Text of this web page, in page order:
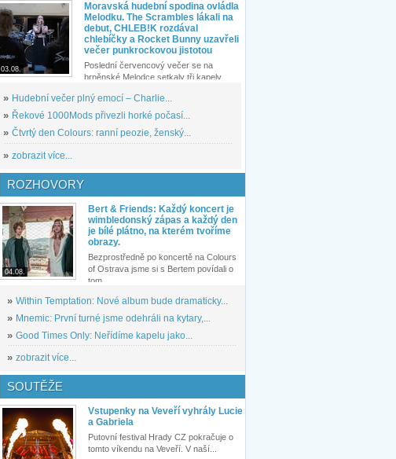
03.08.
Moravská hudební spodina ovládla
Melodku. The Scrambles lákali na
debut, CHLEB!K rozdával
chlebíčky a Rocket Bunny uzavřeli
večer punkrockovou jistotou
Poslední červencový večer se na
brněnské Melodce setkaly tři kapely...
» Hudební večer plný emocí – Charlie...
» Řekové 1000Mods přivezli horké počasí...
» Čtvrtý den Colours: ranní peozie, ženský...
» zobrazit více...
ROZHOVORY
04.08.
Bert & Friends: Každý koncert je
wimbledonský zápas a každý den
je bílé plátno, na kterém tvoříme
obrazy.
Bezprostředně po koncertě na Colours
of Ostrava jsme si s Bertem povídali o
tom,...
» Within Temptation: Nové album bude dramaticky...
» Mnemic: První turné jsme odehráli na kytary,...
» Good Times Only: Neřídíme kapelu jako...
» zobrazit více...
SOUTĚŽE
Vstupenky na Veveří vyhrály Lucie
a Gabriela
Putovní festival Hrady CZ pokračuje o
tomto víkendu na Veveří. V naší...